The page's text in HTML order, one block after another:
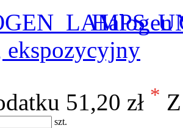
Halogen
ekspozycyjny
51,20 zł *
szt.